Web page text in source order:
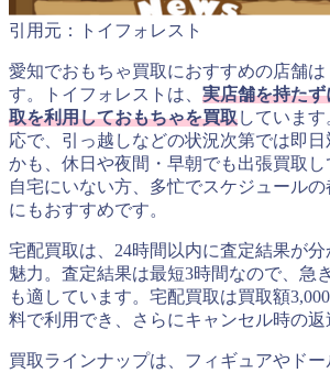
引用元：トイフォレスト
愛知でおもちゃ買取におすすめの店舗
す。トイフォレストは、 実店舗を持た
取を利用しておもちゃを買取していま
応で、引っ越しなどの状況次第では即
かも、休日や夜間・早朝でも出張買取
自宅にいない方、多忙でスケジュール
にもおすすめです。
宅配買取は、24時間以内に査定結果が
魅力。査定結果は最短3時間なので、急
も適しています。宅配買取は買取額
料で利用でき、さらにキャンセル時の返
買取ラインナップは、フィギュアやド